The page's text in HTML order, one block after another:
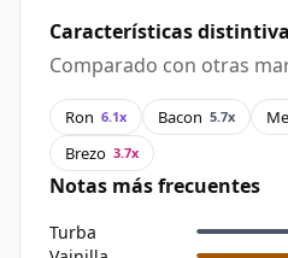
Características
Comparado con otras
Ron 6.1x Bacon 5.7x
Brezo 3.7x
Notas más frecuentes
Turba